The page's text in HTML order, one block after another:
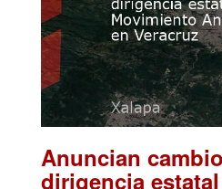
Anuncian
dirigencia